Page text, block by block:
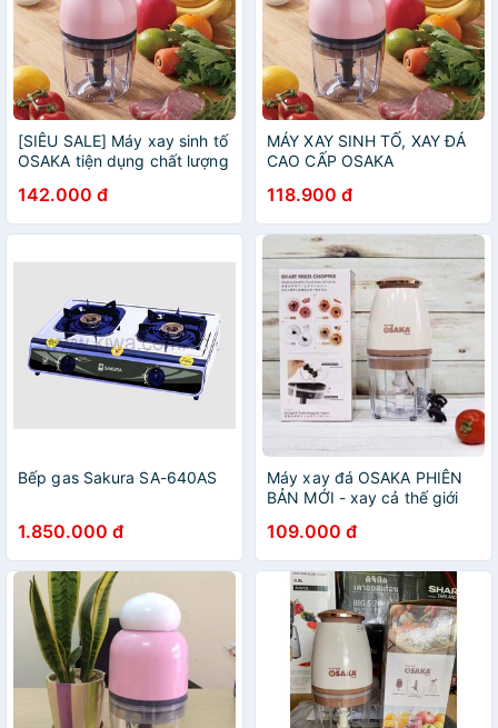
[SIÊU SALE] Máy xay sinh tố
OSAKA tiện dụng chất lượng
142.000 đ
MÁY XAY SINH TỐ, XAY ĐÁ
CAO CẤP OSAKA
118.900 đ
Bếp gas Sakura SA-640AS
1.850.000 đ
Máy xay đá OSAKA PHIÊN
BẢN MỚI - xay cả thế giới
109.000 đ